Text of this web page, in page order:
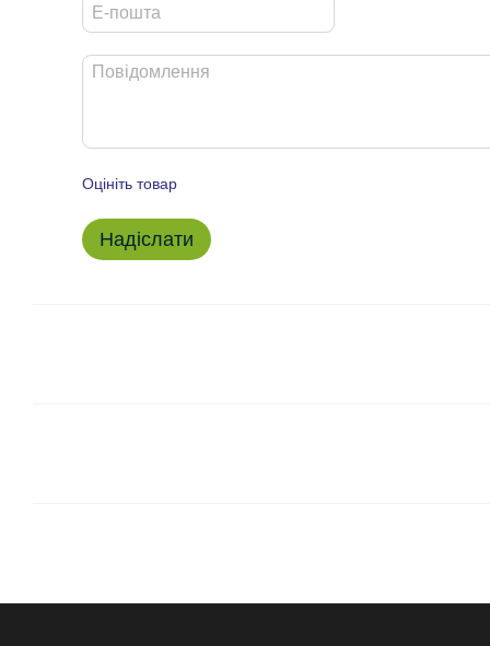
Оцініть товар
Надіслати